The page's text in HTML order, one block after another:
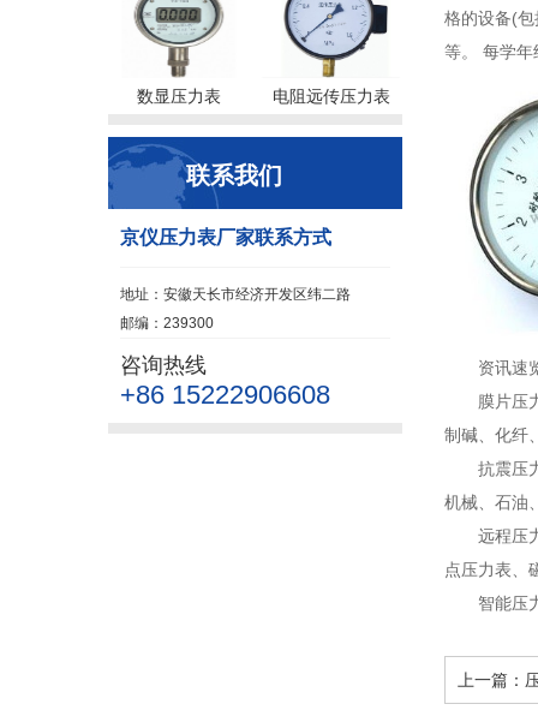
数显压力表 电阻远传压力表
联系我们
京仪压力表厂家联系方式
地址：安徽天长市经济开发区纬二路
邮编：239300
咨询热线
+86 15222906608
格的设备(
等。 每学年
资讯速
膜片压
制碱、化纤
抗震压
机械、石油
远程压
点压力表、
智能压
上一篇：